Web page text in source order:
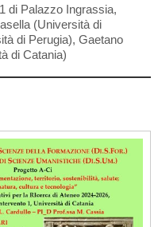
di Palazzo Ingrassia,
(Università di
di Perugia), Gaetano
di Catania)